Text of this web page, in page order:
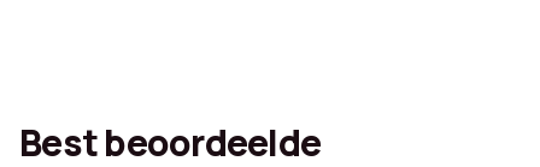
Best beoordeelde